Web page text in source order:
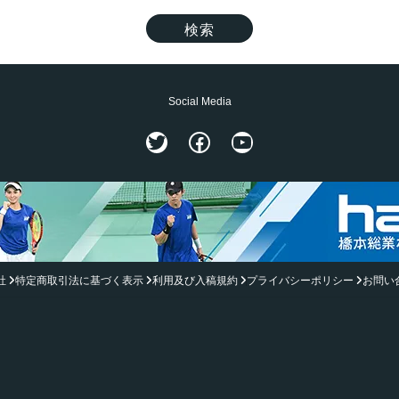
Social Media
TwitterFacebook
YouTube
特定商取引法に基づく表示 利用及び入稿規約 プライバシーポリシー お問い